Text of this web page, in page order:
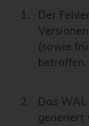
Der
(sowie
betroffen.
Das
generiert